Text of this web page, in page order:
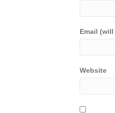
Email
Website